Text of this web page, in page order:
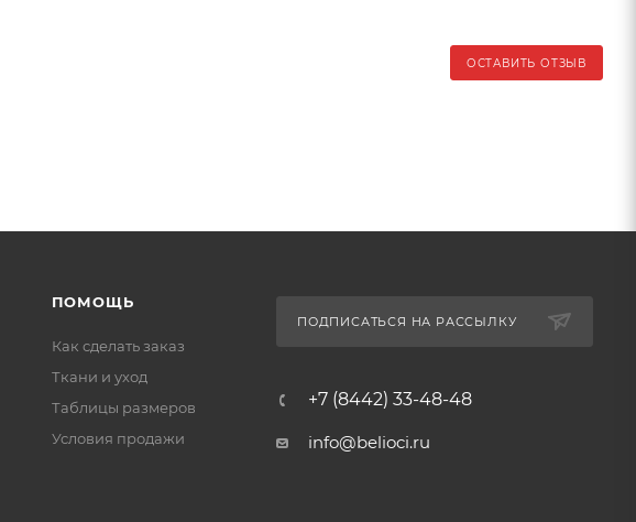
ОСТАВИТЬ ОТЗЫВ
ПОМОЩЬ
Как сделать заказ
Ткани и уход
Таблицы размеров
Условия продажи
ПОДПИСАТЬСЯ НА РАССЫЛКУ
+7 (8442) 33-48-48
info@belioci.ru